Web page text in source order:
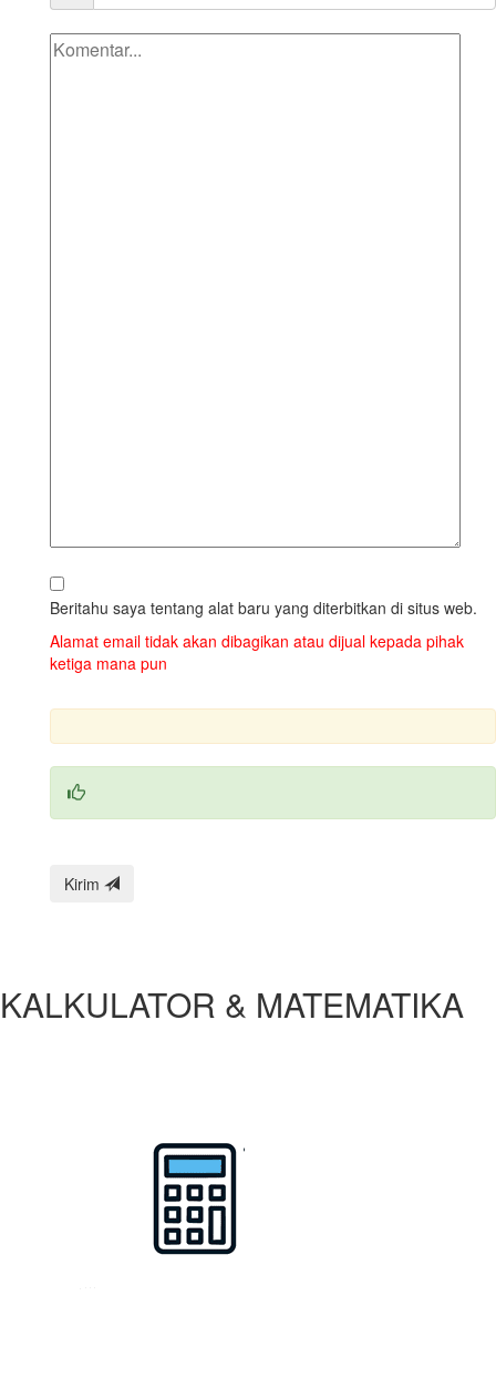
Beritahu saya tentang alat baru yang diterbitkan di situs web.
Alamat email tidak akan dibagikan atau dijual kepada pihak
ketiga mana pun
Kirim
KALKULATOR & MATEMATIKA